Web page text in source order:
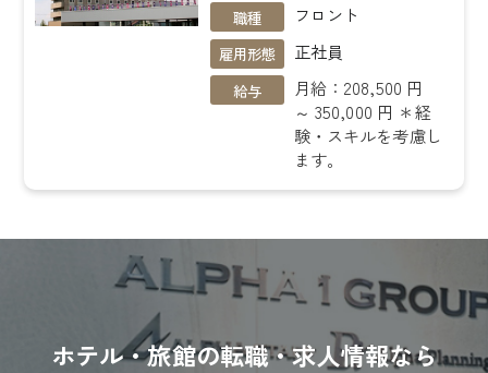
職種 フロント
雇用形態 正社員
給与
月給：208,500 円
～ 350,000 円 ＊経
験・スキルを考慮し
ます。
ホテル・旅館の転職・求人情報なら